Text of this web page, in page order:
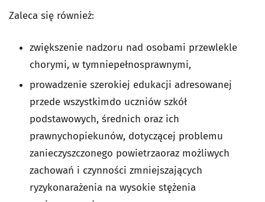
Zaleca się również:
zwiększenie nadzoru nad osobami przewlekle
chorymi, w tymniepełnosprawnymi,
prowadzenie szerokiej edukacji adresowanej
przede wszystkimdo uczniów szkół
podstawowych, średnich oraz ich
prawnychopiekunów, dotyczącej problemu
zanieczyszczonego powietrzaoraz możliwych
zachowań i czynności zmniejszających
ryzykonarażenia na wysokie stężenia